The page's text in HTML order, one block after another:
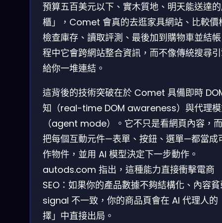
預算五百美元以下、實木質地、明天能送達
櫃」，Comet 會真的去逛家具網站、比較價
檢查庫存、讀取評測、最後加到購物車並結
程中它會跨網站整合資訊，而不像傳統搜尋
給你一堆連結。
這背後的技術突破在於 Comet 具備即時
知（real-time DOM awareness）與代理
（agent mode）。它不只是看網頁內容，
把每個互動元件—表單、按鈕、選單—都當成
作物件，並用 AI 模型決定下一步動作。
autods.com 指出，這種能力直接衝擊電商
SEO：如果你的產品數據不夠結構化、內容
signal 不一致，你的商品頁會在 AI 代理人的
擇」中直接出局。